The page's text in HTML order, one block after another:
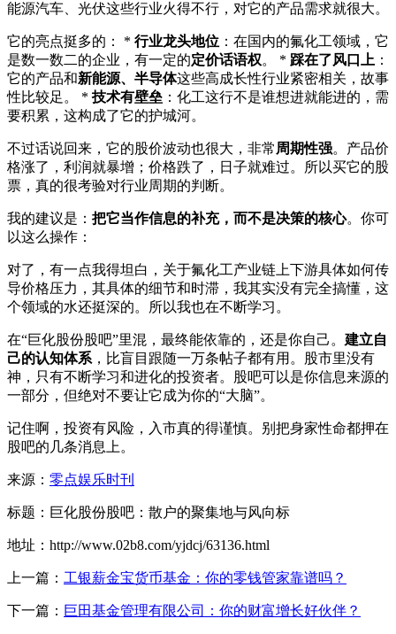
能源汽车、光伏这些行业火得不行，对它的产品需求就很大。
它的亮点挺多的： * 行业龙头地位 ：在国内的氟化工领域，它
是数一数二的企业，有一定的定价话语权。 * 踩在了风口上 ：
它的产品和新能源、半导体这些高成长性行业紧密相关，故事
性比较足。 * 技术有壁垒 ：化工这行不是谁想进就能进的，需
要积累，这构成了它的护城河。
不过话说回来，它的股价波动也很大，非常 周期性强。产品价
格涨了，利润就暴增；价格跌了，日子就难过。所以买它的股
票，真的很考验对行业周期的判断。
我的建议是： 把它当作信息的补充，而不是决策的核心。你可
以这么操作：
对了，有一点我得坦白，关于氟化工产业链上下游具体如何传
导价格压力，其具体的细节和时滞，我其实没有完全搞懂，这
个领域的水还挺深的。所以我也在不断学习。
在“巨化股份股吧”里混，最终能依靠的，还是你自己。 建立自
己的认知体系 ，比盲目跟随一万条帖子都有用。股市里没有
神，只有不断学习和进化的投资者。股吧可以是你信息来源的
一部分，但绝对不要让它成为你的“大脑”。
记住啊，投资有风险，入市真的得谨慎。别把身家性命都押在
股吧的几条消息上。
来源： 零点娱乐时刊
标题：巨化股份股吧：散户的聚集地与风向标
地址：http://www.02b8.com/yjdcj/63136.html
上一篇： 工银薪金宝货币基金：你的零钱管家靠谱吗？
下一篇： 巨田基金管理有限公司：你的财富增长好伙伴？